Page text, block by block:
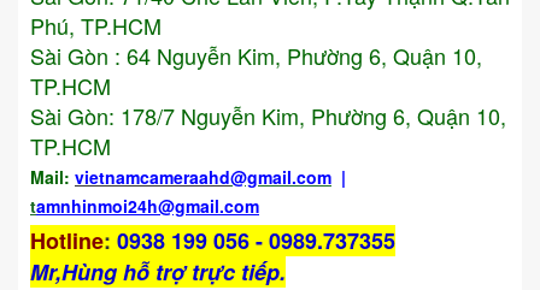
Phú, TP.HCM
Sài Gòn : 64 Nguyễn Kim, Phường 6, Quận 10,
TP.HCM
Sài Gòn: 178/7 Nguyễn Kim, Phường 6, Quận 10,
TP.HCM
Mail: vietnamcameraahd@gmail.com |
tamnhinmoi24h@gmail.com
Hotline: 0938 199 056 - 0989.737355
Mr,Hùng hỗ trợ trực tiếp.